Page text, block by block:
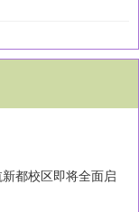
都校区即将全面启